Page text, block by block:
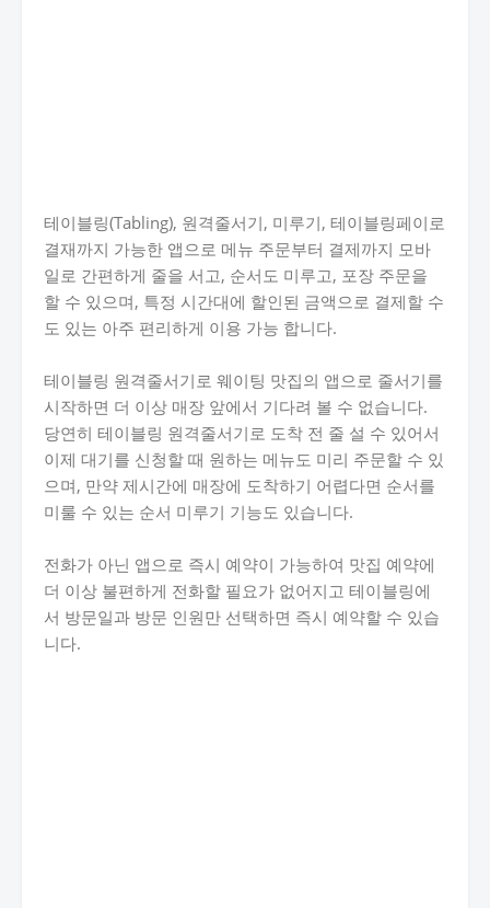
테이블링(Tabling), 원격줄서기, 미루기, 테이블링페이로
결재까지 가능한 앱으로 메뉴 주문부터 결제까지 모바
일로 간편하게 줄을 서고, 순서도 미루고, 포장 주문을
할 수 있으며, 특정 시간대에 할인된 금액으로 결제할 수
도 있는 아주 편리하게 이용 가능 합니다.
테이블링 원격줄서기로 웨이팅 맛집의 앱으로 줄서기를
시작하면 더 이상 매장 앞에서 기다려 볼 수 없습니다.
당연히 테이블링 원격줄서기로 도착 전 줄 설 수 있어서
이제 대기를 신청할 때 원하는 메뉴도 미리 주문할 수 있
으며, 만약 제시간에 매장에 도착하기 어렵다면 순서를
미룰 수 있는 순서 미루기 기능도 있습니다.
전화가 아닌 앱으로 즉시 예약이 가능하여 맛집 예약에
더 이상 불편하게 전화할 필요가 없어지고 테이블링에
서 방문일과 방문 인원만 선택하면 즉시 예약할 수 있습
니다.